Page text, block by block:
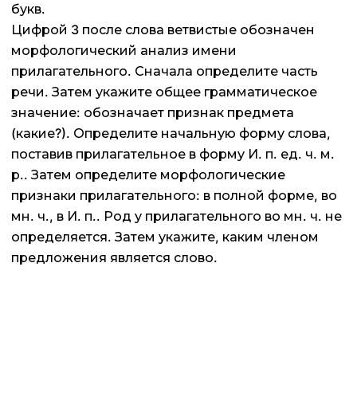
букв.
Цифрой 3 после слова ветвистые обозначен
морфологический анализ имени
прилагательного. Сначала определите часть
речи. Затем укажите общее грамматическое
значение: обозначает признак предмета
(какие?). Определите начальную форму слова,
поставив прилагательное в форму И. п. ед. ч. м.
р.. Затем определите морфологические
признаки прилагательного: в полной форме, во
мн. ч., в И. п.. Род у прилагательного во мн. ч. не
определяется. Затем укажите, каким членом
предложения является слово.